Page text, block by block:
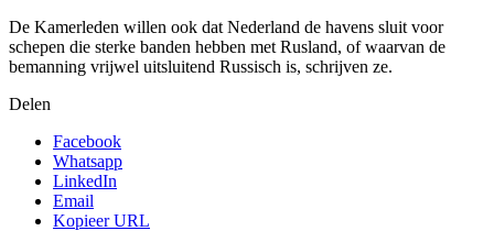
De Kamerleden willen ook dat Nederland de havens sluit voor
schepen die sterke banden hebben met Rusland, of waarvan de
bemanning vrijwel uitsluitend Russisch is, schrijven ze.
Delen
Facebook
Whatsapp
LinkedIn
Email
Kopieer URL